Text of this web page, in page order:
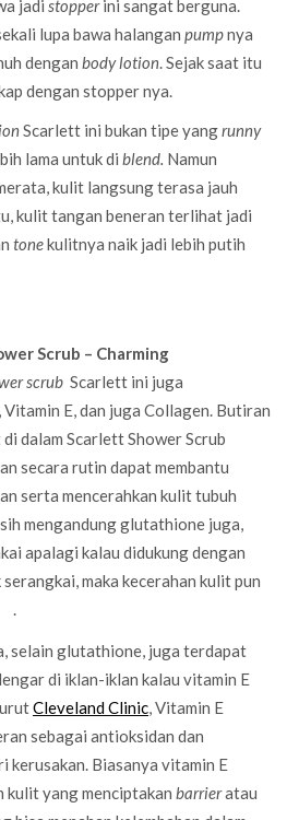
jadi stopperini sangat berguna.
lupa bawa halangan pumpnya
dengan body lotion. Sejak saat itu
dengan stopper nya.
Scarlett ini bukan tipe yangrunny
lama untuk di blend. Namun
kulit langsung terasa jauh
kulit tangan beneran terlihat jadi
tonekulitnya naik jadi lebih putih
Scrub – Charming
scrub Scarlett ini juga
E, dan juga Collagen. Butiran
dalam Scarlett Shower Scrub
secara rutin dapat membantu
serta mencerahkan kulit tubuh
mengandung glutathione juga,
apalagi kalau didukung dengan
maka kecerahan kulit pun
.
selain glutathione, juga terdapat
di iklan-iklan kalau vitamin E
Cleveland Clinic , Vitamin E
sebagai antioksidan dan
kerusakan. Biasanya vitamin E
kulit yang menciptakan barrieratau